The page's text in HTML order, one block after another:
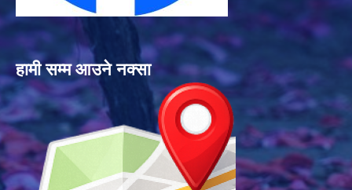
हामी सम्म आउने नक्सा